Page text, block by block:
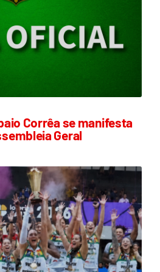
Corrêa se manifesta
Geral